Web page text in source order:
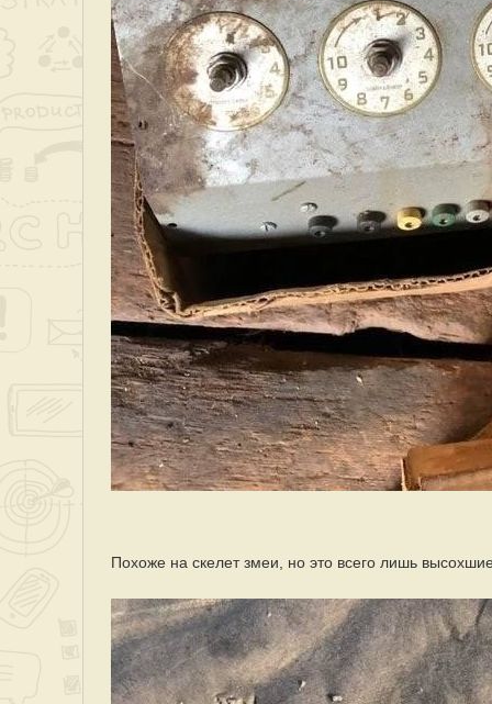
Похоже на скелет змеи, но это всего лишь